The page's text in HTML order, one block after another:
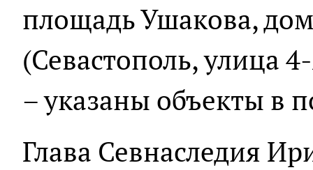
площадь Ушакова,
(Севастополь, улица
– указаны объекты в
Глава Севнаследия